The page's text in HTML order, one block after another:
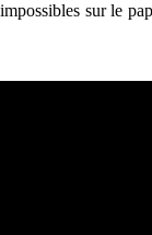
sur le